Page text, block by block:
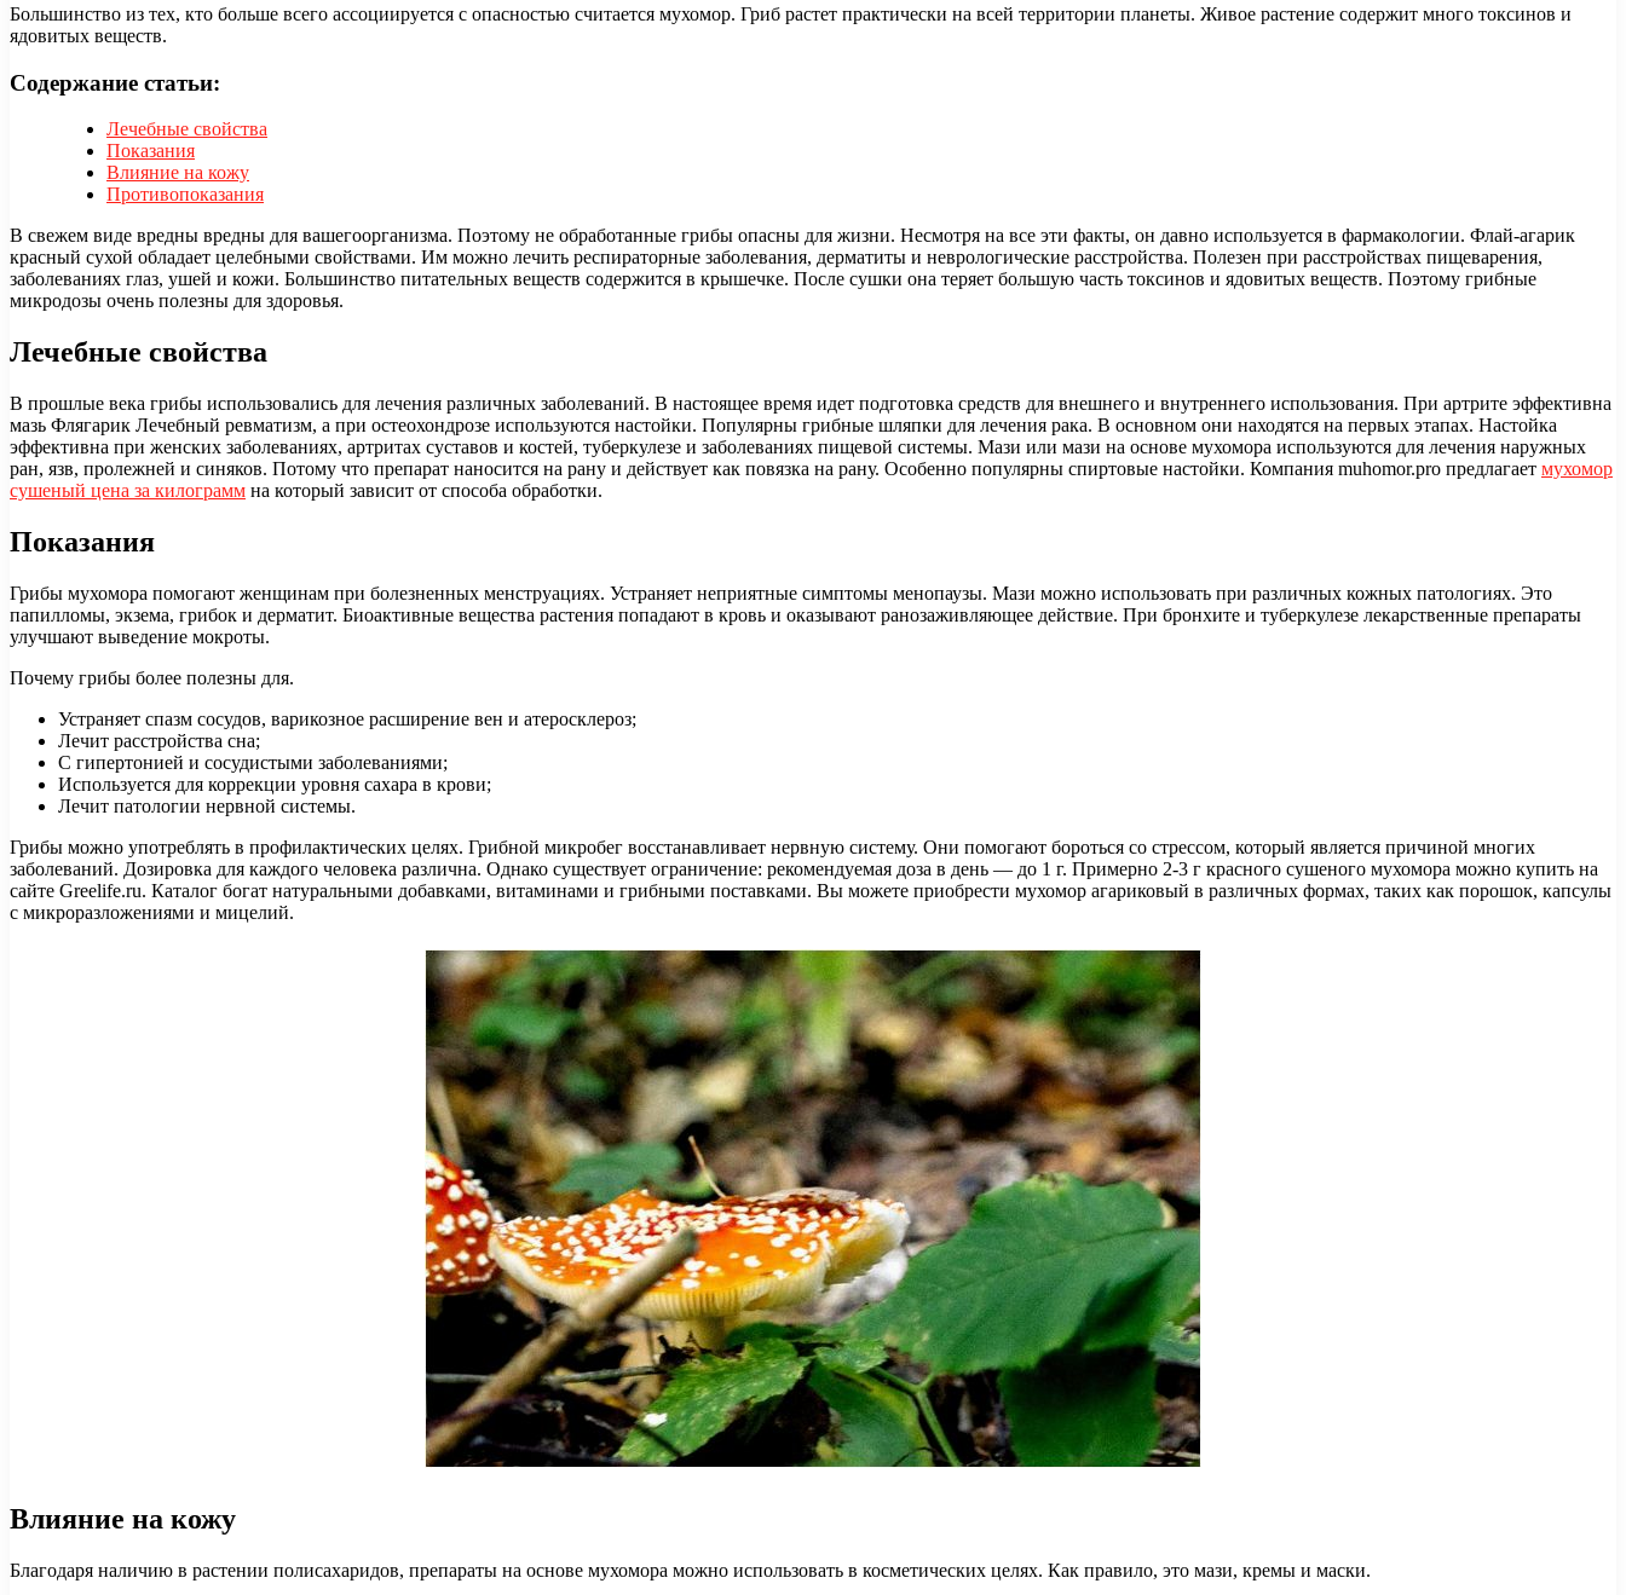
Большинство из тех, кто больше всего ассоциируется с опасностью считается мухомор. Гриб растет практически на всей территории планеты. Живое растение содержит много токсинов и
ядовитых веществ.
Содержание статьи:
Лечебные свойства
Показания
Влияние на кожу
Противопоказания
В свежем виде вредны вредны для вашегоорганизма. Поэтому не обработанные грибы опасны для жизни. Несмотря на все эти факты, он давно используется в фармакологии. Флай-агарик
красный сухой обладает целебными свойствами. Им можно лечить респираторные заболевания, дерматиты и неврологические расстройства. Полезен при расстройствах пищеварения,
заболеваниях глаз, ушей и кожи. Большинство питательных веществ содержится в крышечке. После сушки она теряет большую часть токсинов и ядовитых веществ. Поэтому грибные
микродозы очень полезны для здоровья.
Лечебные свойства
В прошлые века грибы использовались для лечения различных заболеваний. В настоящее время идет подготовка средств для внешнего и внутреннего использования. При артрите эффективна
мазь Флягарик Лечебный ревматизм, а при остеохондрозе используются настойки. Популярны грибные шляпки для лечения рака. В основном они находятся на первых этапах. Настойка
эффективна при женских заболеваниях, артритах суставов и костей, туберкулезе и заболеваниях пищевой системы. Мази или мази на основе мухомора используются для лечения наружных
ран, язв, пролежней и синяков. Потому что препарат наносится на рану и действует как повязка на рану. Особенно популярны спиртовые настойки. Компания muhomor.pro предлагает мухомор
сушеный цена за килограмм на который зависит от способа обработки.
Показания
Грибы мухомора помогают женщинам при болезненных менструациях. Устраняет неприятные симптомы менопаузы. Мази можно использовать при различных кожных патологиях. Это
папилломы, экзема, грибок и дерматит. Биоактивные вещества растения попадают в кровь и оказывают ранозаживляющее действие. При бронхите и туберкулезе лекарственные препараты
улучшают выведение мокроты.
Почему грибы более полезны для.
Устраняет спазм сосудов, варикозное расширение вен и атеросклероз;
Лечит расстройства сна;
С гипертонией и сосудистыми заболеваниями;
Используется для коррекции уровня сахара в крови;
Лечит патологии нервной системы.
Грибы можно употреблять в профилактических целях. Грибной микробег восстанавливает нервную систему. Они помогают бороться со стрессом, который является причиной многих
заболеваний. Дозировка для каждого человека различна. Однако существует ограничение: рекомендуемая доза в день — до 1 г. Примерно 2-3 г красного сушеного мухомора можно купить на
сайте Greelife.ru. Каталог богат натуральными добавками, витаминами и грибными поставками. Вы можете приобрести мухомор агариковый в различных формах, таких как порошок, капсулы
с микроразложениями и мицелий.
Влияние на кожу
Благодаря наличию в растении полисахаридов, препараты на основе мухомора можно использовать в косметических целях. Как правило, это мази, кремы и маски.